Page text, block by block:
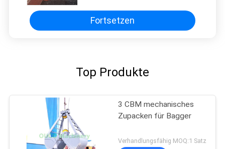
Fortsetzen
Top Produkte
3 CBM mechanisches
Zupacken für Bagger
Verhandlungsfähig MOQ:1 Satz